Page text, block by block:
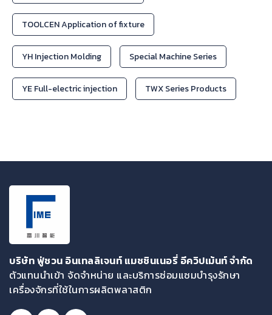
TOOLCEN Application of fixture
YH Injection Molding Special Machine Series
YE Full-electric injection TWX Series Products
บริษัท ฟู่ชวน อินเทลลิเจนท์ แมชชินเนอรี่ อีควิปเม้นท์ จำกัด
ตัวแทนนำเข้า จัดจำหน่าย และบริการซ่อมแซมบำรุงรักษา
เครื่องจักรที่ใช้ในการผลิตพลาสติก